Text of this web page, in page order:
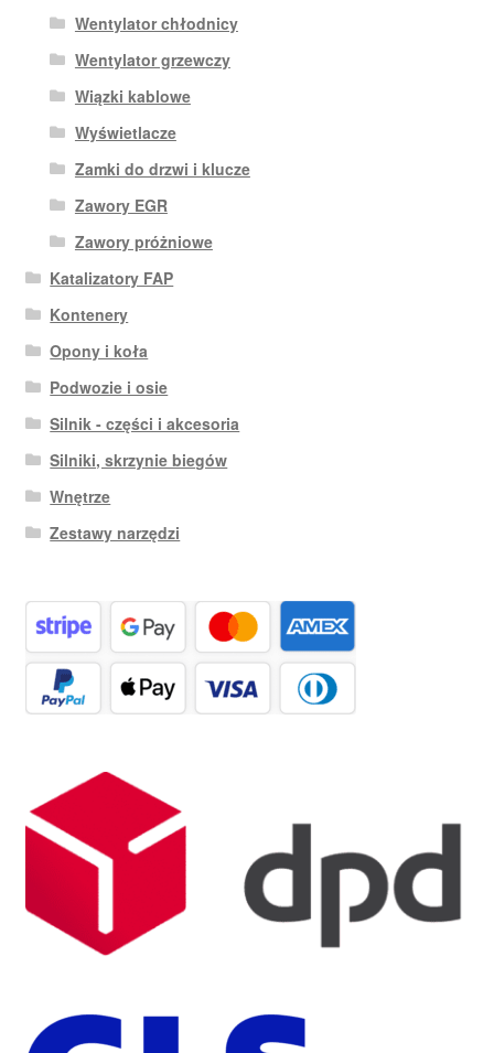
Wentylator chłodnicy
Wentylator grzewczy
Wiązki kablowe
Wyświetlacze
Zamki do drzwi i klucze
Zawory EGR
Zawory próżniowe
Katalizatory FAP
Kontenery
Opony i koła
Podwozie i osie
Silnik - części i akcesoria
Silniki, skrzynie biegów
Wnętrze
Zestawy narzędzi